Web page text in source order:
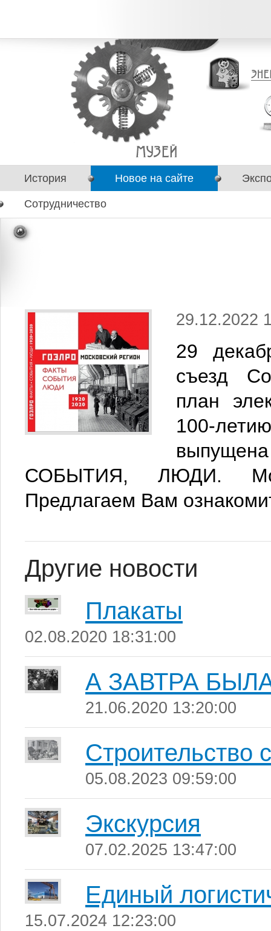
История Новое на сайте
Сотрудничество
29.12.2022
29
съезд
план
100-
СОБЫТИЯ, ЛЮДИ.
Предлагаем Вам
Другие новости
Плакаты
02.08.2020 18:31:00
А ЗАВТРА
21.06.2020 13:20:00
Строительство
05.08.2023 09:59:00
Экскурсия
07.02.2025 13:47:00
Единый
15.07.2024 12:23:00